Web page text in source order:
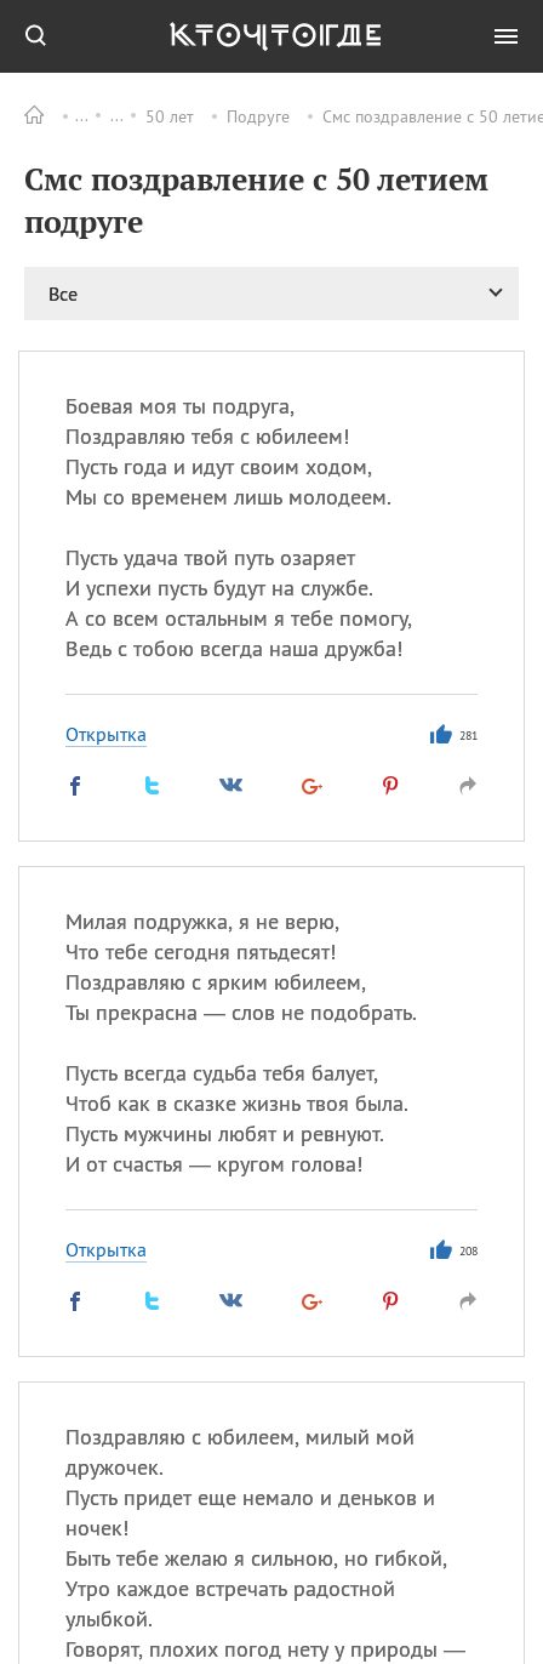
50 лет Подруге Смс поздравление с 50
Смс поздравление с 50 летием
подруге
Все
Боевая моя ты подруга,
Поздравляю тебя с юбилеем!
Пусть года и идут своим ходом,
Мы со временем лишь молодеем.
Пусть удача твой путь озаряет
И успехи пусть будут на службе.
А со всем остальным я тебе помогу,
Ведь с тобою всегда наша дружба!
Открытка 281
Милая подружка, я не верю,
Что тебе сегодня пятьдесят!
Поздравляю с ярким юбилеем,
Ты прекрасна — слов не подобрать.
Пусть всегда судьба тебя балует,
Чтоб как в сказке жизнь твоя была.
Пусть мужчины любят и ревнуют.
И от счастья — кругом голова!
Открытка 208
Поздравляю с юбилеем, милый мой
дружочек.
Пусть придет еще немало и деньков и
ночек!
Быть тебе желаю я сильною, но гибкой,
Утро каждое встречать радостной
улыбкой.
Говорят, плохих погод нету у природы —
ПРАЗДНИКИ Все
06.08 Преображение
Господне у западных
Романа и Давида
маяка
Годовщина битвы при
ИМЕНА
Сегодня празднуют именины
, Афанасий,Борис
происхождение